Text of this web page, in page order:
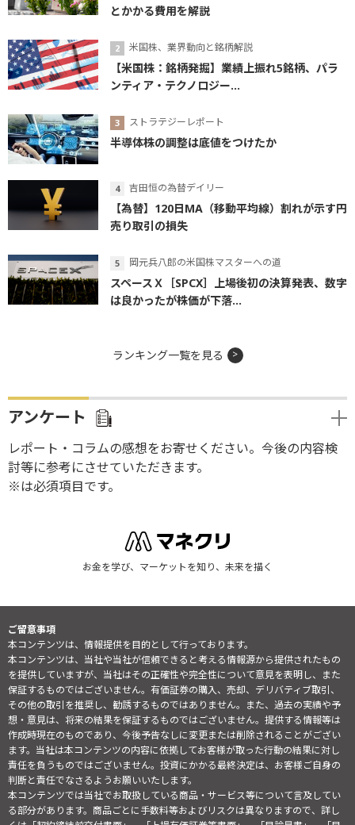
とかかる費用を解説
米国株、業界動向と銘柄解説
【米国株：銘柄発掘】業績上振れ5銘柄、パラ
ンティア・テクノロジー...
ストラテジーレポート
半導体株の調整は底値をつけたか
吉田恒の為替デイリー
【為替】120日MA（移動平均線）割れが示す円
売り取引の損失
岡元兵八郎の米国株マスターへの道
スペースＸ［SPCX］上場後初の決算発表、数字
は良かったが株価が下落...
ランキング一覧を見る
アンケート
レポート・コラムの感想をお寄せください。今後の内容検
討等に参考にさせていただきます。
※は必須項目です。
お金を学び、マーケットを知り、未来を描く
ご留意事項
本コンテンツは、情報提供を目的として行っております。
本コンテンツは、当社や当社が信頼できると考える情報源から提供されたもの
を提供していますが、当社はその正確性や完全性について意見を表明し、また
保証するものではございません。有価証券の購入、売却、デリバティブ取引、
その他の取引を推奨し、勧誘するものではありません。また、過去の実績や予
想・意見は、将来の結果を保証するものではございません。提供する情報等は
作成時現在のものであり、今後予告なしに変更または削除されることがござい
ます。当社は本コンテンツの内容に依拠してお客様が取った行動の結果に対し
責任を負うものではございません。投資にかかる最終決定は、お客様ご自身の
判断と責任でなさるようお願いいたします。
本コンテンツでは当社でお取扱している商品・サービス等について言及してい
る部分があります。商品ごとに手数料等およびリスクは異なりますので、詳し